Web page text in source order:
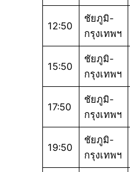
12:50
ชัยภูมิ-
กรุงเทพฯ
15:50
ชัยภูมิ-
กรุงเทพฯ
17:50
ชัยภูมิ-
กรุงเทพฯ
19:50
ชัยภูมิ-
กรุงเทพฯ